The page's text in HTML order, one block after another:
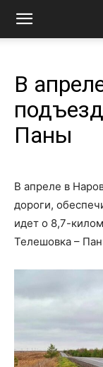
В
Паны
В апреле в
дороги,
идет о 8,7-
Телешовка –